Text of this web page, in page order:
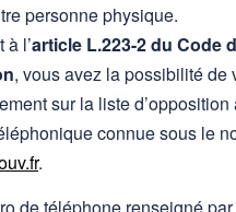
personne physique.
l’article L.223-2 du Code
, vous avez la possibilité de
sur la liste d’opposition
connue sous le
.